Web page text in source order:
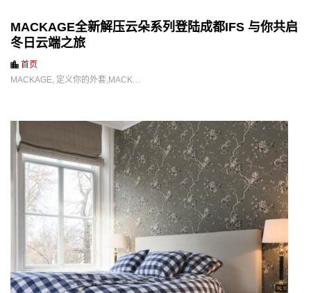
MACKAGE全新解压云朵系列登陆成都IFS 与你共启
冬日云端之旅
首页
MACKAGE, 定义你的外套,MACK…